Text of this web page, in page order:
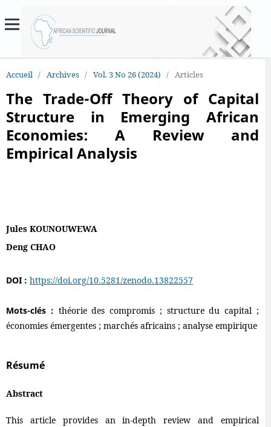
Accueil / Archives / Vol. 3 No 26 (2024) / Articles
The Trade-Off Theory of Capital
Structure in Emerging African
Economies: A Review and
Empirical Analysis
Jules KOUNOUWEWA
Deng CHAO
DOI : https://doi.org/10.5281/zenodo.13822557
Mots-clés : théorie des compromis ; structure du capital ;
économies émergentes ; marchés africains ; analyse empirique
Résumé
Abstract
This article provides an in-depth review and empirical